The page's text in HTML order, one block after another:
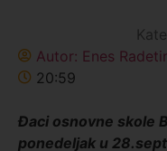
Autor: Enes
20:59
Đaci osnovne skole
ponedeljak u